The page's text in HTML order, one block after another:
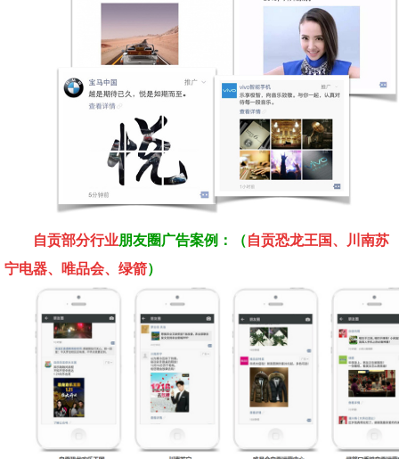
自贡部分行业朋友圈广告案例：（自贡恐龙王国、川南苏
宁电器、唯品会、绿箭）